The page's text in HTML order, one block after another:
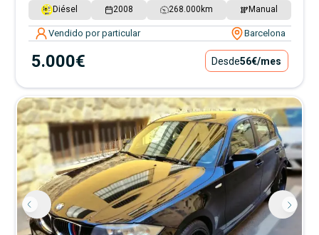
Diésel 2008 268.000 km Manual
Vendido por particular Barcelona
5.000€ Desde56€/mes